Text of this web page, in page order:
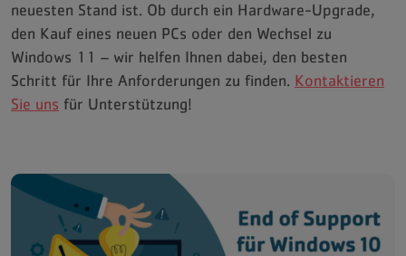
neuesten Stand ist. Ob durch ein Hardware-Upgrade,
den Kauf eines neuen PCs oder den Wechsel zu
Windows 11 – wir helfen Ihnen dabei, den besten
Schritt für Ihre Anforderungen zu finden. Kontaktieren
Sie uns für Unterstützung!